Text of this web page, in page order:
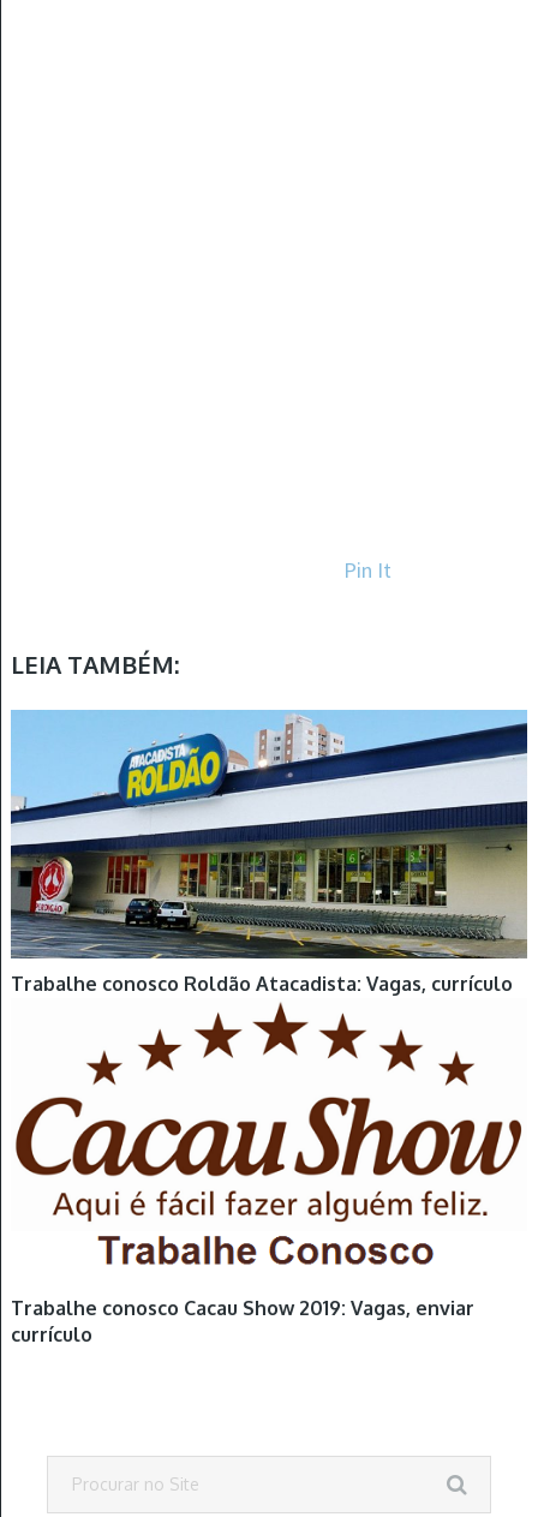
Pin It
LEIA TAMBÉM:
Trabalhe conosco Roldão Atacadista: Vagas, currículo
Trabalhe conosco Cacau Show 2019: Vagas, enviar
currículo